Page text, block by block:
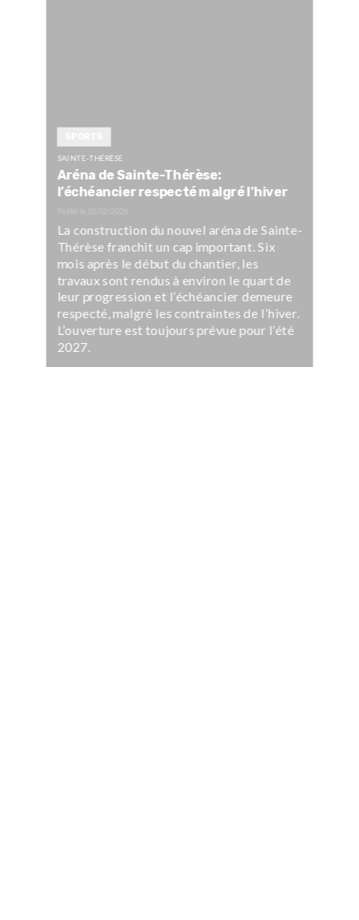
SAINTE-THÉRÈSE
Aréna de Sainte-Thérèse:
l’échéancier respecté malgré l’hiver
La construction du nouvel aréna de Sainte-
Thérèse franchit un cap important. Six
mois après le début du chantier, les
travaux sont rendus à environ le quart de
leur progression et l’échéancier demeure
respecté, malgré les contraintes de l’hiver.
L’ouverture est toujours prévue pour l’été
2027.